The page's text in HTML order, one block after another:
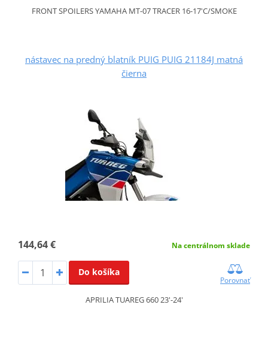
FRONT SPOILERS YAMAHA MT-07 TRACER 16-17'C/SMOKE
nástavec na predný blatník PUIG PUIG 21184J matná
čierna
144,64 € Na centrálnom sklade
Do košíka
Porovnať
APRILIA TUAREG 660 23'-24'